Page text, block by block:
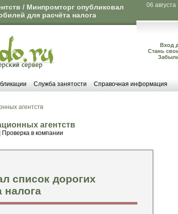
/ Минпромторг опубликовал
для расчёта налога
06
Вход
Стань
Служба занятости Справочная информация
агентств
агентств
Проверка в компании
список дорогих
налога